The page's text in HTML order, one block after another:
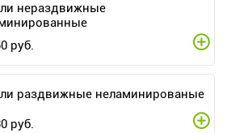
нераздвижные
руб.
раздвижные неламинированые
руб.